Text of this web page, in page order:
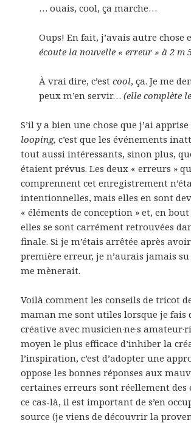
… ouais, cool, ça marche…
Oups! En fait, j’avais autre chose
écoute la nouvelle « erreur » à 2 m
À vrai dire, c’estcool, ça. Je me
peux m’en servir…(elle complète
S’il y a bien une chose que j’ai
looping,c’est que les événements
tout aussi intéressants, sinon plus,
étaient prévus. Les deux « erreurs »
comprennent cet enregistrement
intentionnelles, mais elles en sont
« éléments de conception » et, en
elles se sont carrément retrouvées
finale. Si je m’étais arrêtée après
première erreur, je n’aurais jamais
me mènerait.
Voilà comment les conseils de tricot
maman me sont utiles lorsque je fais
créative avec musicien·ne·s
moyen le plus efficace d’inhiber la
l’inspiration, c’est d’adopter une
oppose les bonnes réponses aux
certaines erreurs sont réellement des
ce cas-là, il est important de s’en
source (je viens de découvrir la